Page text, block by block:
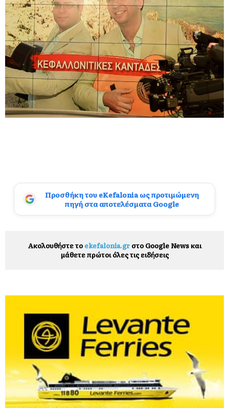
Προσθήκη του eKefalonia ως προτιμώμενη
πηγή στα αποτελέσματα Google
Ακολουθήστε το ekefalonia.grστο Google News και
μάθετε πρώτοι όλες τις ειδήσεις